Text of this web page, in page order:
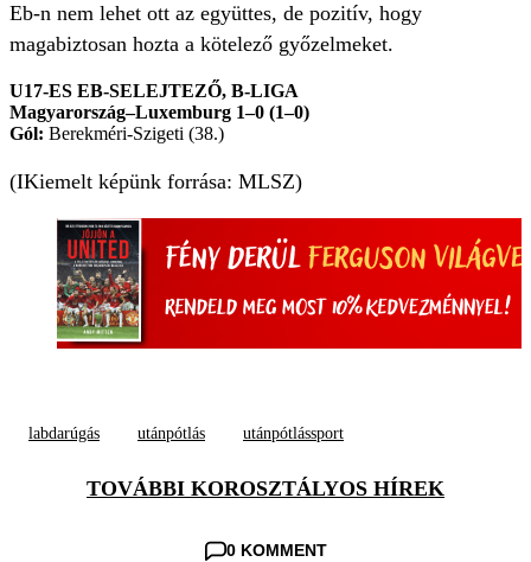
Eb-n nem lehet ott az együttes, de pozitív, hogy
magabiztosan hozta a kötelező győzelmeket.
U17-ES EB-SELEJTEZŐ, B-LIGA
Magyarország–Luxemburg 1–0 (1–0)
Gól: Berekméri-Szigeti (38.)
(IKiemelt képünk forrása: MLSZ)
labdarúgás utánpótlás utánpótlássport
TOVÁBBI KOROSZTÁLYOS HÍREK
0 KOMMENT